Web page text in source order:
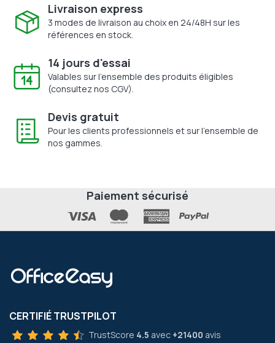
Livraison express
3 modes de livraison au choix en 24/48H sur les
références en stock.
14 jours d'essai
Valables sur l'ensemble des produits éligibles
(consultez nos CGV).
Devis gratuit
Pour les clients professionnels et sur l'ensemble de
nos gammes.
Paiement sécurisé
CERTIFIÉ TRUSTPILOT
TrustScore 4.5 avec +21400 avis